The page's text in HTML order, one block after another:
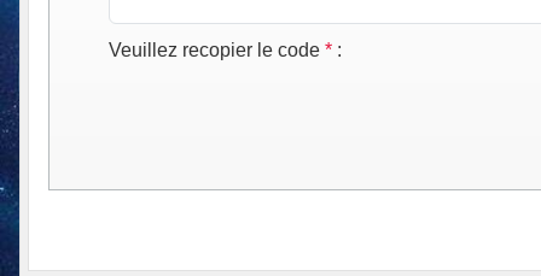
Veuillez recopier le code * :